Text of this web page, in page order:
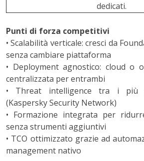
dedicati.
Punti di forza competitivi
•Scalabilità verticale: cresci da
senza cambiare piattaforma
• Deployment agnostico: cloud o
centralizzata per entrambi
• Threat intelligence tra i più
(Kaspersky Security Network)
• Formazione integrata per
senza strumenti aggiuntivi
• TCO ottimizzato grazie ad
management nativo